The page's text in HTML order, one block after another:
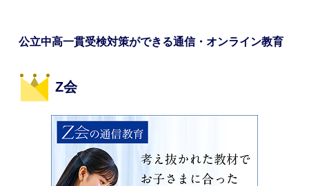
公立中高一貫受検対策ができる通信・オンライン教育
Z会